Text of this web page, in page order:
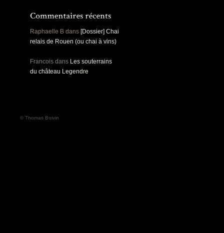
Raphaelle B dans [Dossier] Chai
relais de Rouen (ou chai à vins)
Francois dans Les souterrains
du château Legendre
© Thomas Boivin